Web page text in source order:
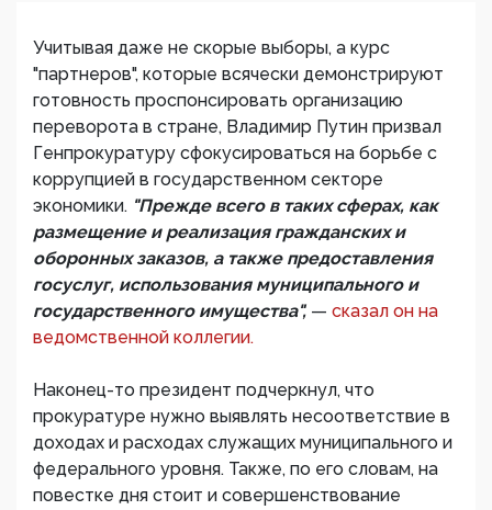
Учитывая даже не скорые выборы, а курс
"партнеров", которые всячески демонстрируют
готовность проспонсировать организацию
переворота в стране, Владимир Путин призвал
Генпрокуратуру сфокусироваться на борьбе с
коррупцией в государственном секторе
экономики. "Прежде всего в таких сферах, как
размещение и реализация гражданских и
оборонных заказов, а также предоставления
госуслуг, использования муниципального и
государственного имущества", — сказал он на
ведомственной коллегии.
Наконец-то президент подчеркнул, что
прокуратуре нужно выявлять несоответствие в
доходах и расходах служащих муниципального и
федерального уровня. Также, по его словам, на
повестке дня стоит и совершенствование